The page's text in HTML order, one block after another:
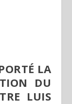
LA
DU
LUIS